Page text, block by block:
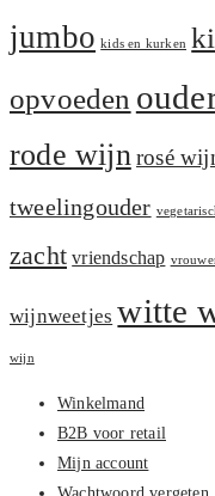
jumbo kids en kurken
opvoeden
rode wijn rosé
tweelingouder
zacht vriendschap
wijnweetjes witte
wijn
Winkelmand
B2B voor retail
Mijn account